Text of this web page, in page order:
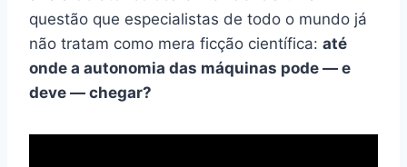
questão que especialistas de todo o mundo já
não tratam como mera ficção científica: até
onde a autonomia das máquinas pode — e
deve — chegar?